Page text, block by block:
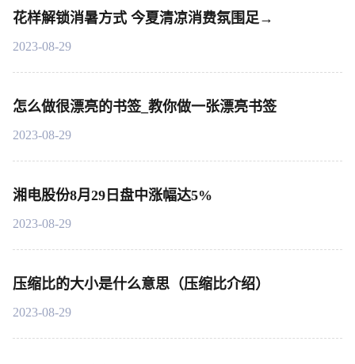
花样解锁消暑方式 今夏清凉消费氛围足→
2023-08-29
怎么做很漂亮的书签_教你做一张漂亮书签
2023-08-29
湘电股份8月29日盘中涨幅达5%
2023-08-29
压缩比的大小是什么意思（压缩比介绍）
2023-08-29